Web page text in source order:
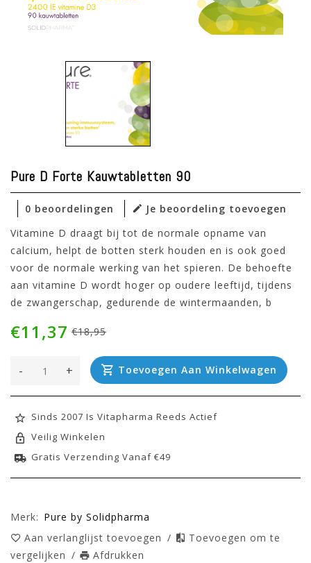
Pure D Forte Kauwtabletten 90
0 beoordelingen
Je beoordeling toevoegen
Vitamine D draagt bij tot de normale opname van
calcium, helpt de botten sterk houden en is ook goed
voor de normale werking van het spieren. De behoefte
aan vitamine D wordt hoger op oudere leeftijd, tijdens
de zwangerschap, gedurende de wintermaanden, b
€18,95
€11,37
+
- Toevoegen Aan Winkelwagen
Sinds 2007 Is Vitapharma Reeds Actief
Veilig Winkelen
Gratis Verzending Vanaf €49
Merk: Pure by Solidpharma
Aan verlanglijst toevoegen /
Toevoegen om te
vergelijken / Afdrukken